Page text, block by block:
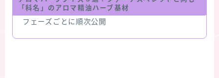
「科名」のアロマ精油ハーブ基材
フェーズごとに順次公開